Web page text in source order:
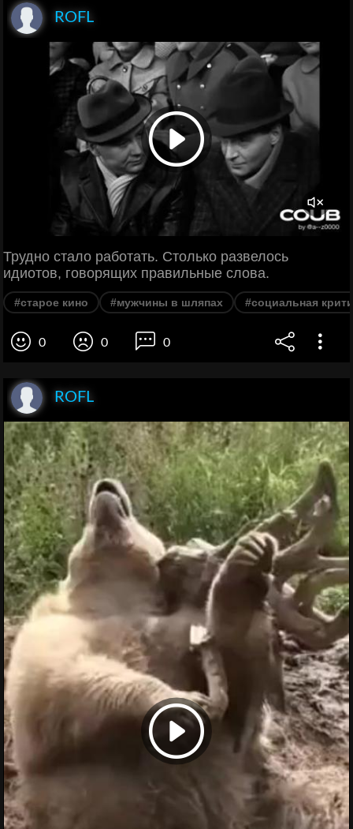
ROFL
Трудно стало работать. Столько развелось
идиотов, говорящих правильные слова.
#старое кино #мужчины в шляпах #социальная
0 0 0
ROFL